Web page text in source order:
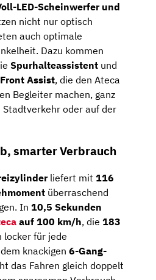
LED-Scheinwerfer und
nicht nur optisch
auch optimale
Dazu kommen
Spurhalteassistent und
Assist, die den Ateca
Begleiter machen, ganz
oder auf der
smarter Verbrauch
liefert mit 116
überraschend
In 10,5 Sekunden
auf 100 km/h, die 183
locker für jede
knackigen 6-Gang-
das Fahren gleich doppelt